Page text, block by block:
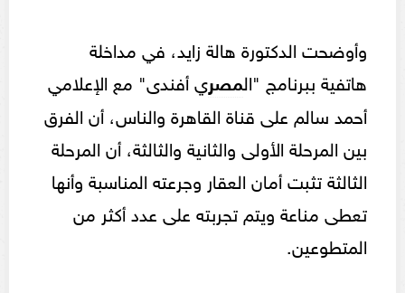
وأوضحت الدكتورة هالة زايد، في مداخلة
هاتفية ببرنامج "المصري أفندى" مع الإعلامي
أحمد سالم على قناة القاهرة والناس، أن الفرق
بين المرحلة الأولى والثانية والثالثة، أن المرحلة
الثالثة تثبت أمان العقار وجرعته المناسبة وأنها
تعطى مناعة ويتم تجربته على عدد أكثر من
المتطوعين.